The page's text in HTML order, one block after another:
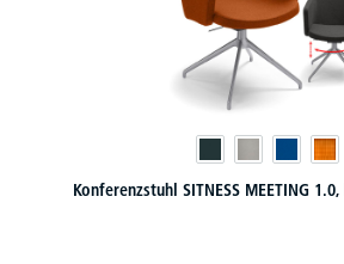
Konferenzstuhl SITNESS MEETING